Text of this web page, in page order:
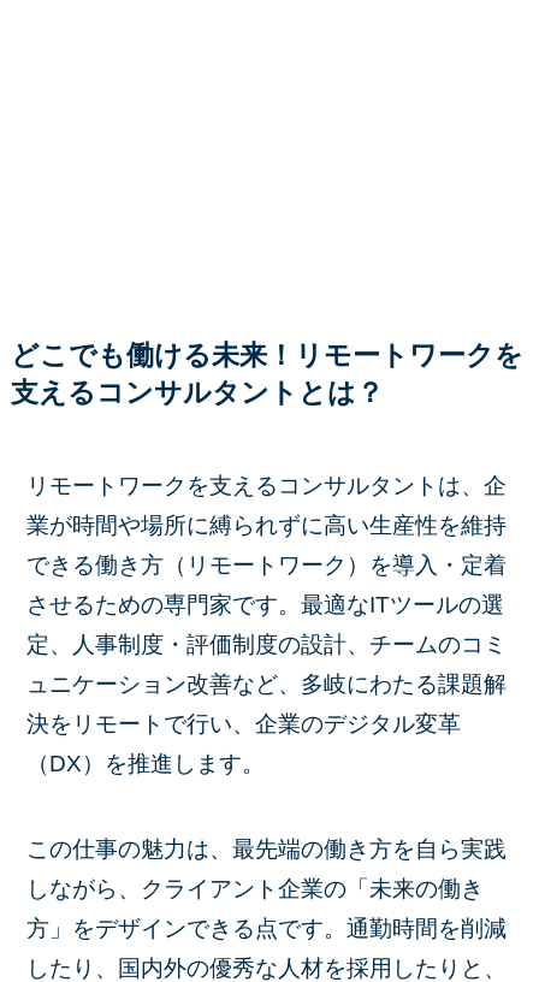
どこでも働ける未来！リモートワークを
支えるコンサルタントとは？
リモートワークを支えるコンサルタントは、企
業が時間や場所に縛られずに高い生産性を維持
できる働き方（リモートワーク）を導入・定着
させるための専門家です。最適なITツールの選
定、人事制度・評価制度の設計、チームのコミ
ュニケーション改善など、多岐にわたる課題解
決をリモートで行い、企業のデジタル変革
（DX）を推進します。
この仕事の魅力は、最先端の働き方を自ら実践
しながら、クライアント企業の「未来の働き
方」をデザインできる点です。通勤時間を削減
したり、国内外の優秀な人材を採用したりと、